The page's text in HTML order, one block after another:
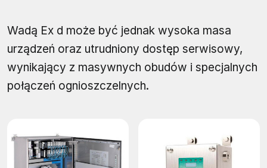
Wadą Ex d może być jednak wysoka masa
urządzeń oraz utrudniony dostęp serwisowy,
wynikający z masywnych obudów i specjalnych
połączeń ognioszczelnych.